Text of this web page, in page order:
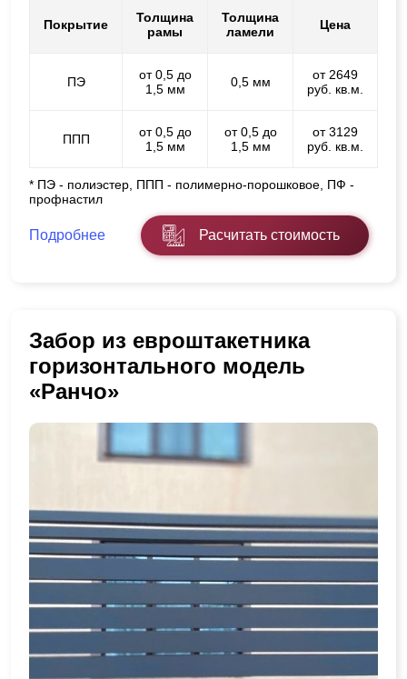
Покрытие
Толщина
рамы
Толщина
ламели
Цена
ПЭ
от 0,5 до
1,5 мм
0,5 мм
от 2649
руб. кв.м.
ППП
от 0,5 до
1,5 мм
от 0,5 до
1,5 мм
от 3129
руб. кв.м.
* ПЭ - полиэстер, ППП - полимерно-порошковое, ПФ -
профнастил
Подробнее Расчитать стоимость
Забор из евроштакетника
горизонтального модель
«Ранчо»